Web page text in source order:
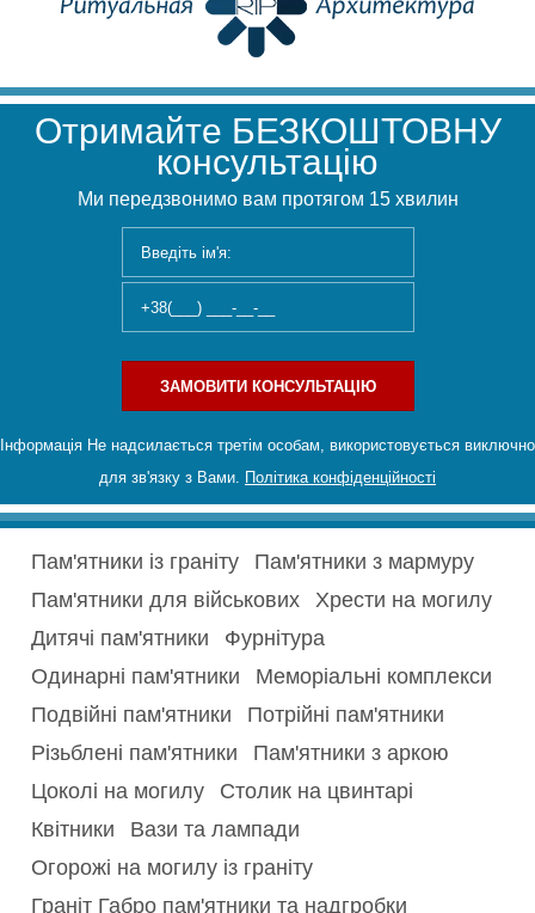
Отримайте БЕЗКОШТОВНУ
консультацію
Ми передзвонимо вам протягом 15 хвилин
ЗАМОВИТИ КОНСУЛЬТАЦІЮ
Інформація Не надсилається третім особам, використовується виключно
для зв'язку з Вами. Політика конфіденційності
Пам'ятники із граніту
Пам'ятники з мармуру
Пам'ятники для військових
Хрести на могилу
Дитячі пам'ятники
Фурнітура
Одинарні пам'ятники
Меморіальні комплекси
Подвійні пам'ятники
Потрійні пам'ятники
Різьблені пам'ятники
Пам'ятники з аркою
Цоколі на могилу
Столик на цвинтарі
Квітники
Вази та лампади
Огорожі на могилу із граніту
Граніт Габро пам'ятники та надгробки